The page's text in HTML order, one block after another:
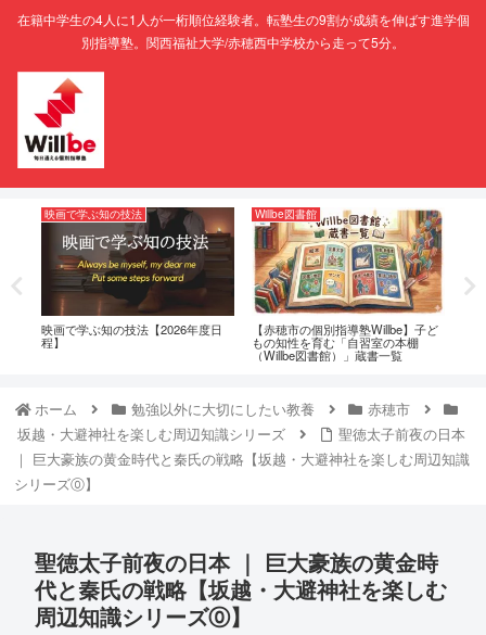
在籍中学生の4人に1人が一桁順位経験者。転塾生の9割が成績を伸ばす進学個
別指導塾。関西福祉大学/赤穂西中学校から走って5分。
映画で学ぶ知の技法
映画で学ぶ知の技法【2026年度日
程】
Willbe図書館
【赤穂市の個別指導塾Willbe】子ど
もの知性を育む「自習室の本棚
（Willbe図書館）」蔵書一覧
ホーム 勉強以外に大切にしたい教養
赤穂市
坂越・大避神社を楽しむ周辺知識シリーズ
聖徳太子前夜の日本
｜ 巨大豪族の黄金時代と秦氏の戦略【坂越・大避神社を楽しむ周辺知識
シリーズ⓪】
聖徳太子前夜の日本 ｜ 巨大豪族の黄金時
代と秦氏の戦略【坂越・大避神社を楽しむ
周辺知識シリーズ⓪】